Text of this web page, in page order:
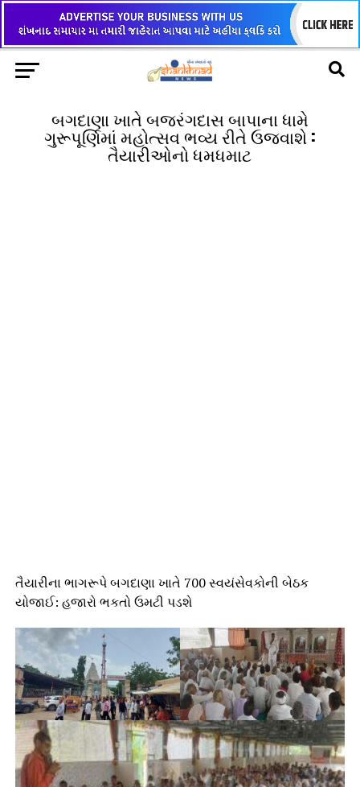
બગદાણા ખાતે બજરંગદાસ બાપાના ધામે
ગુરૂપૂર્ણિમાં મહોત્સવ ભવ્ય રીતે ઉજવાશે :
તૈયારીઓનો ધમધમાટ
તૈયારીના ભાગરૂપે બગદાણા ખાતે 700 સ્વયંસેવકોની બેઠક
યોજાઈ: હજારો ભકતો ઉમટી પડશે